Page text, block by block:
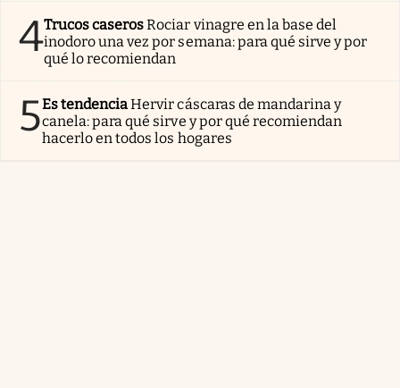
4Trucos caserosRociar vinagre en la base del
inodoro una vez por semana: para qué sirve y por
qué lo recomiendan
5Es tendenciaHervir cáscaras de mandarina y
canela: para qué sirve y por qué recomiendan
hacerlo en todos los hogares